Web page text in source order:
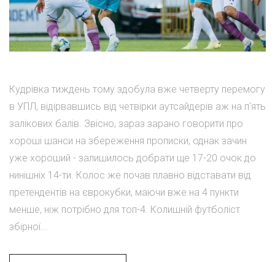
Кудрівка тиждень тому здобула вже четверту перемогу
в УПЛ, відірвавшись від четвірки аутсайдерів аж на п'ять
залікових балів. Звісно, зараз зарано говорити про
хороші шанси на збереження прописки, однак зачин
уже хороший - залишилось добрати ще 17-20 очок до
нинішніх 14-ти. Колос же почав плавно відставати від
претендентів на єврокубки, маючи вже на 4 пункти
менше, ніж потрібно для топ-4. Колишній футболіст
збірної...